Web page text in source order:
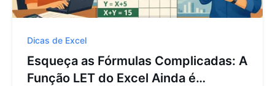
Dicas de Excel
Esqueça as Fórmulas Complicadas: A
Função LET do Excel Ainda é